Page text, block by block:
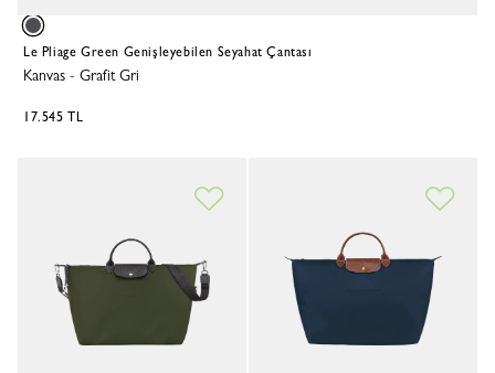
Le Pliage Green Genişleyebilen Seyahat Çantası
Kanvas - Grafit Gri
17.545 TL